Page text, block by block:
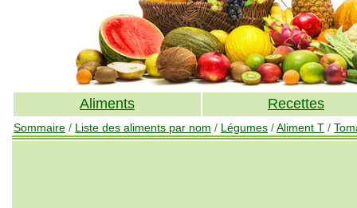
Aliments Recettes
Sommaire / Liste des aliments par nom / Légumes /Aliment T /